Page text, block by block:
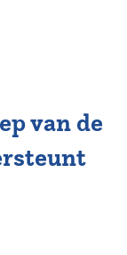
van de